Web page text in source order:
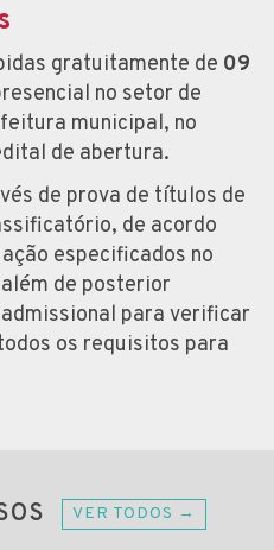
gratuitamente de 09
no setor de
municipal, no
de abertura.
de prova de títulos de
de acordo
especificados no
de posterior
para verificar
os requisitos para
VER TODOS →